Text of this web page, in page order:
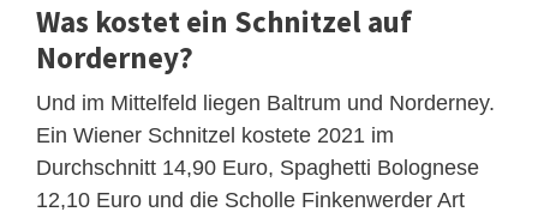
Was kostet ein Schnitzel auf
Norderney?
Und im Mittelfeld liegen Baltrum und Norderney.
Ein Wiener Schnitzel kostete 2021 im
Durchschnitt 14,90 Euro, Spaghetti Bolognese
12,10 Euro und die Scholle Finkenwerder Art